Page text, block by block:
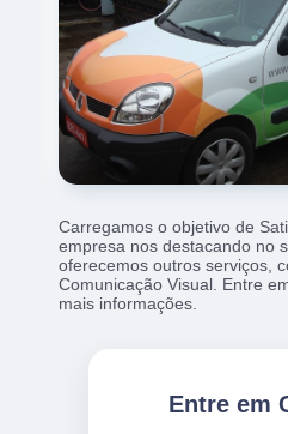
Carregamos o objetivo de
empresa nos destacando no
oferecemos outros serviços,
Comunicação Visual. Entre
mais informações.
Entre em